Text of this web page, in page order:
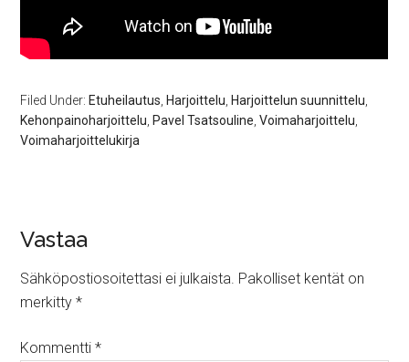
Filed Under: Etuheilautus Harjoittelu Harjoittelun suunnittelu
Kehonpainoharjoittelu Pavel Tsatsouline ,Voimaharjoittelu
Voimaharjoittelukirja
Vastaa
Sähköpostiosoitettasi ei julkaista. Pakolliset kentät on
merkitty*
Kommentti*